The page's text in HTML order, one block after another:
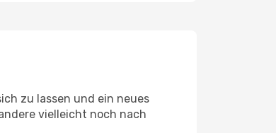
zu lassen und ein neues
vielleicht noch nach